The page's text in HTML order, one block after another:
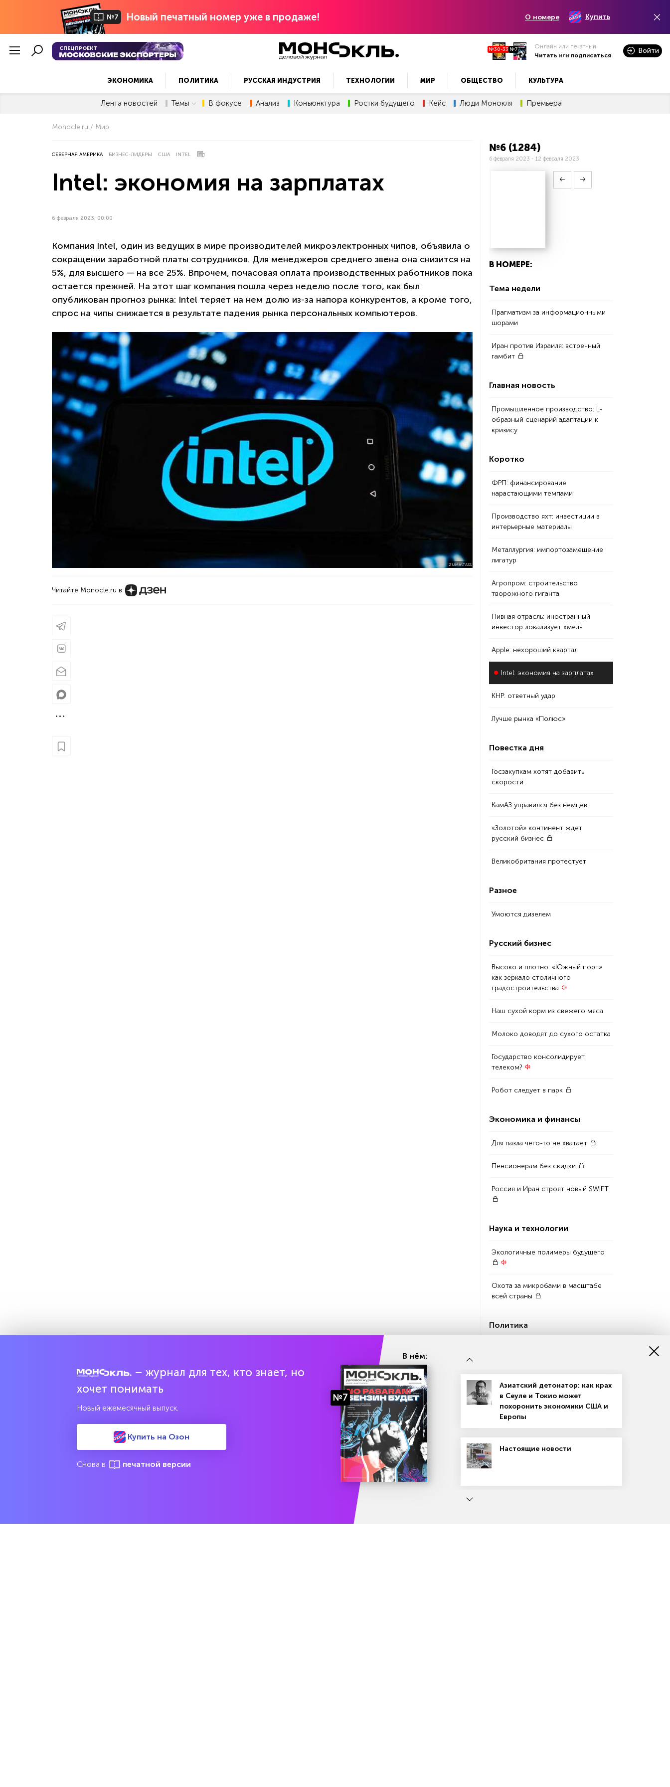
№7 Новый печатный номер уже в продаже! О номере Купить
СПЕЦПРОЕКТ №30-33 №7
Онлайн или печатный
Читать или подписаться
Войти
ЭКОНОМИКА ПОЛИТИКА РУССКАЯ ИНДУСТРИЯ ТЕХНОЛОГИИ МИР ОБЩЕСТВО КУЛЬТУРА
Лента новостей Темы В фокусе Анализ Конъюнктура Ростки будущего Кейс Люди Монокля Премьера
Monocle.ru Мир
СЕВЕРНАЯ АМЕРИКА БИЗНЕС-ЛИДЕРЫ США INTEL
Intel: экономия на зарплатах
6 февраля 2023, 00:00
Компания Intel, один из ведущих в мире производителей микроэлектронных чипов, объявила о
сокращении заработной платы сотрудников. Для менеджеров среднего звена она снизится на
5%, для высшего — на все 25%. Впрочем, почасовая оплата производственных работников пока
остается прежней. На этот шаг компания пошла через неделю после того, как был
опубликован прогноз рынка: Intel теряет на нем долю из-за напора конкурентов, а кроме того,
спрос на чипы снижается в результате падения рынка персональных компьютеров.
ZUMA\TASS
Читайте Monocle.ru в
№6 (1284)
6 февраля 2023 - 12 февраля 2023
В НОМЕРЕ:
Тема недели
Прагматизм за информационными
шорами
Иран против Израиля: встречный
гамбит
Главная новость
Промышленное производство: L-
образный сценарий адаптации к
кризису
Коротко
ФРП: финансирование
нарастающими темпами
Производство яхт: инвестиции в
интерьерные материалы
Металлургия: импортозамещение
лигатур
Агропром: строительство
творожного гиганта
Пивная отрасль: иностранный
инвестор локализует хмель
Apple: нехороший квартал
Intel: экономия на зарплатах
КНР: ответный удар
Лучше рынка «Полюс»
Повестка дня
Госзакупкам хотят добавить
скорости
КамАЗ управился без немцев
«Золотой» континент ждет
русский бизнес
Великобритания протестует
Разное
Умоются дизелем
Русский бизнес
Высоко и плотно: «Южный порт»
как зеркало столичного
градостроительства
Наш сухой корм из свежего мяса
Молоко доводят до сухого остатка
Государство консолидирует
телеком?
Робот следует в парк
Экономика и финансы
Для пазла чего-то не хватает
Пенсионерам без скидки
Россия и Иран строят новый SWIFT
Наука и технологии
Экологичные полимеры будущего
Охота за микробами в масштабе
всей страны
Политика
невыгодно США
Мэр Донецка: за девять лет город
обстреляли более трех тысяч раз
Три года премьерства Мишустина:
россияне оценили соцподдержку и
Месяц подписки бесплатно
– журнал для тех, кто знает, но
хочет понимать
Новый ежемесячный выпуск.
Купить на Озон
Снова в печатной версии
В нём:
№7
Азиатский детонатор: как крах
в Сеуле и Токио может
похоронить экономики США и
Европы
Настоящие новости